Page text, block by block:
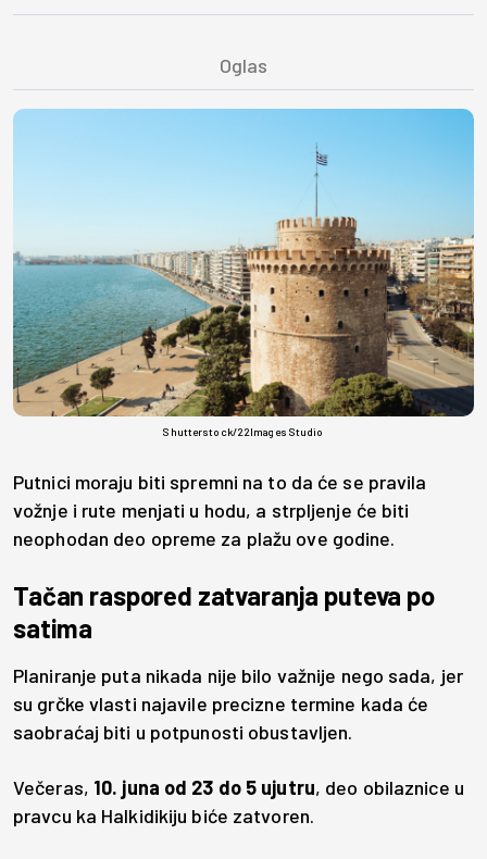
Shutterstock/22Images Studio
Putnici moraju biti spremni na to da će se pravila
vožnje i rute menjati u hodu, a strpljenje će biti
neophodan deo opreme za plažu ove godine.
Tačan raspored zatvaranja puteva po
satima
Planiranje puta nikada nije bilo važnije nego sada, jer
su grčke vlasti najavile precizne termine kada će
saobraćaj biti u potpunosti obustavljen.
Večeras, 10. juna od 23 do 5 ujutru, deo obilaznice u
pravcu ka Halkidikiju biće zatvoren.